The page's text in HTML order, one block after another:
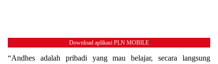
Download aplikasi PLN MOBILE
“Andhes adalah pribadi yang mau belajar, secara langsung